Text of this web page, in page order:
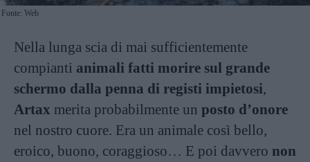
Fonte: Web
Nella lunga scia di mai sufficientemente
compianti animali fatti morire sul grande
schermo dalla penna di registi impietosi,
Artax merita probabilmente un posto d’onore
nel nostro cuore. Era un animale così bello,
eroico, buono, coraggioso… E poi davvero non